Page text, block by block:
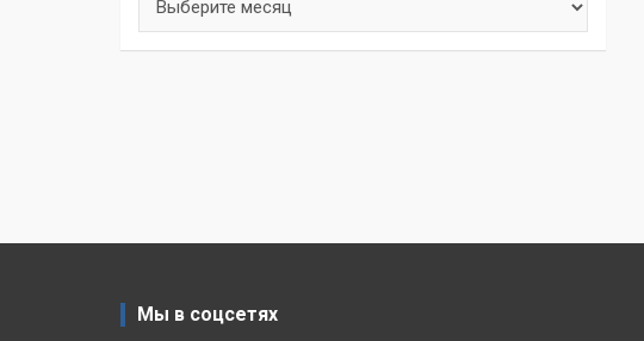
Мы в соцсетях